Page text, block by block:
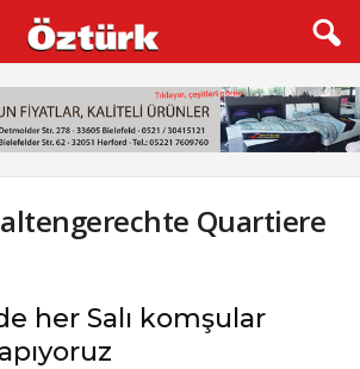
Quartiere
her Salı komşular